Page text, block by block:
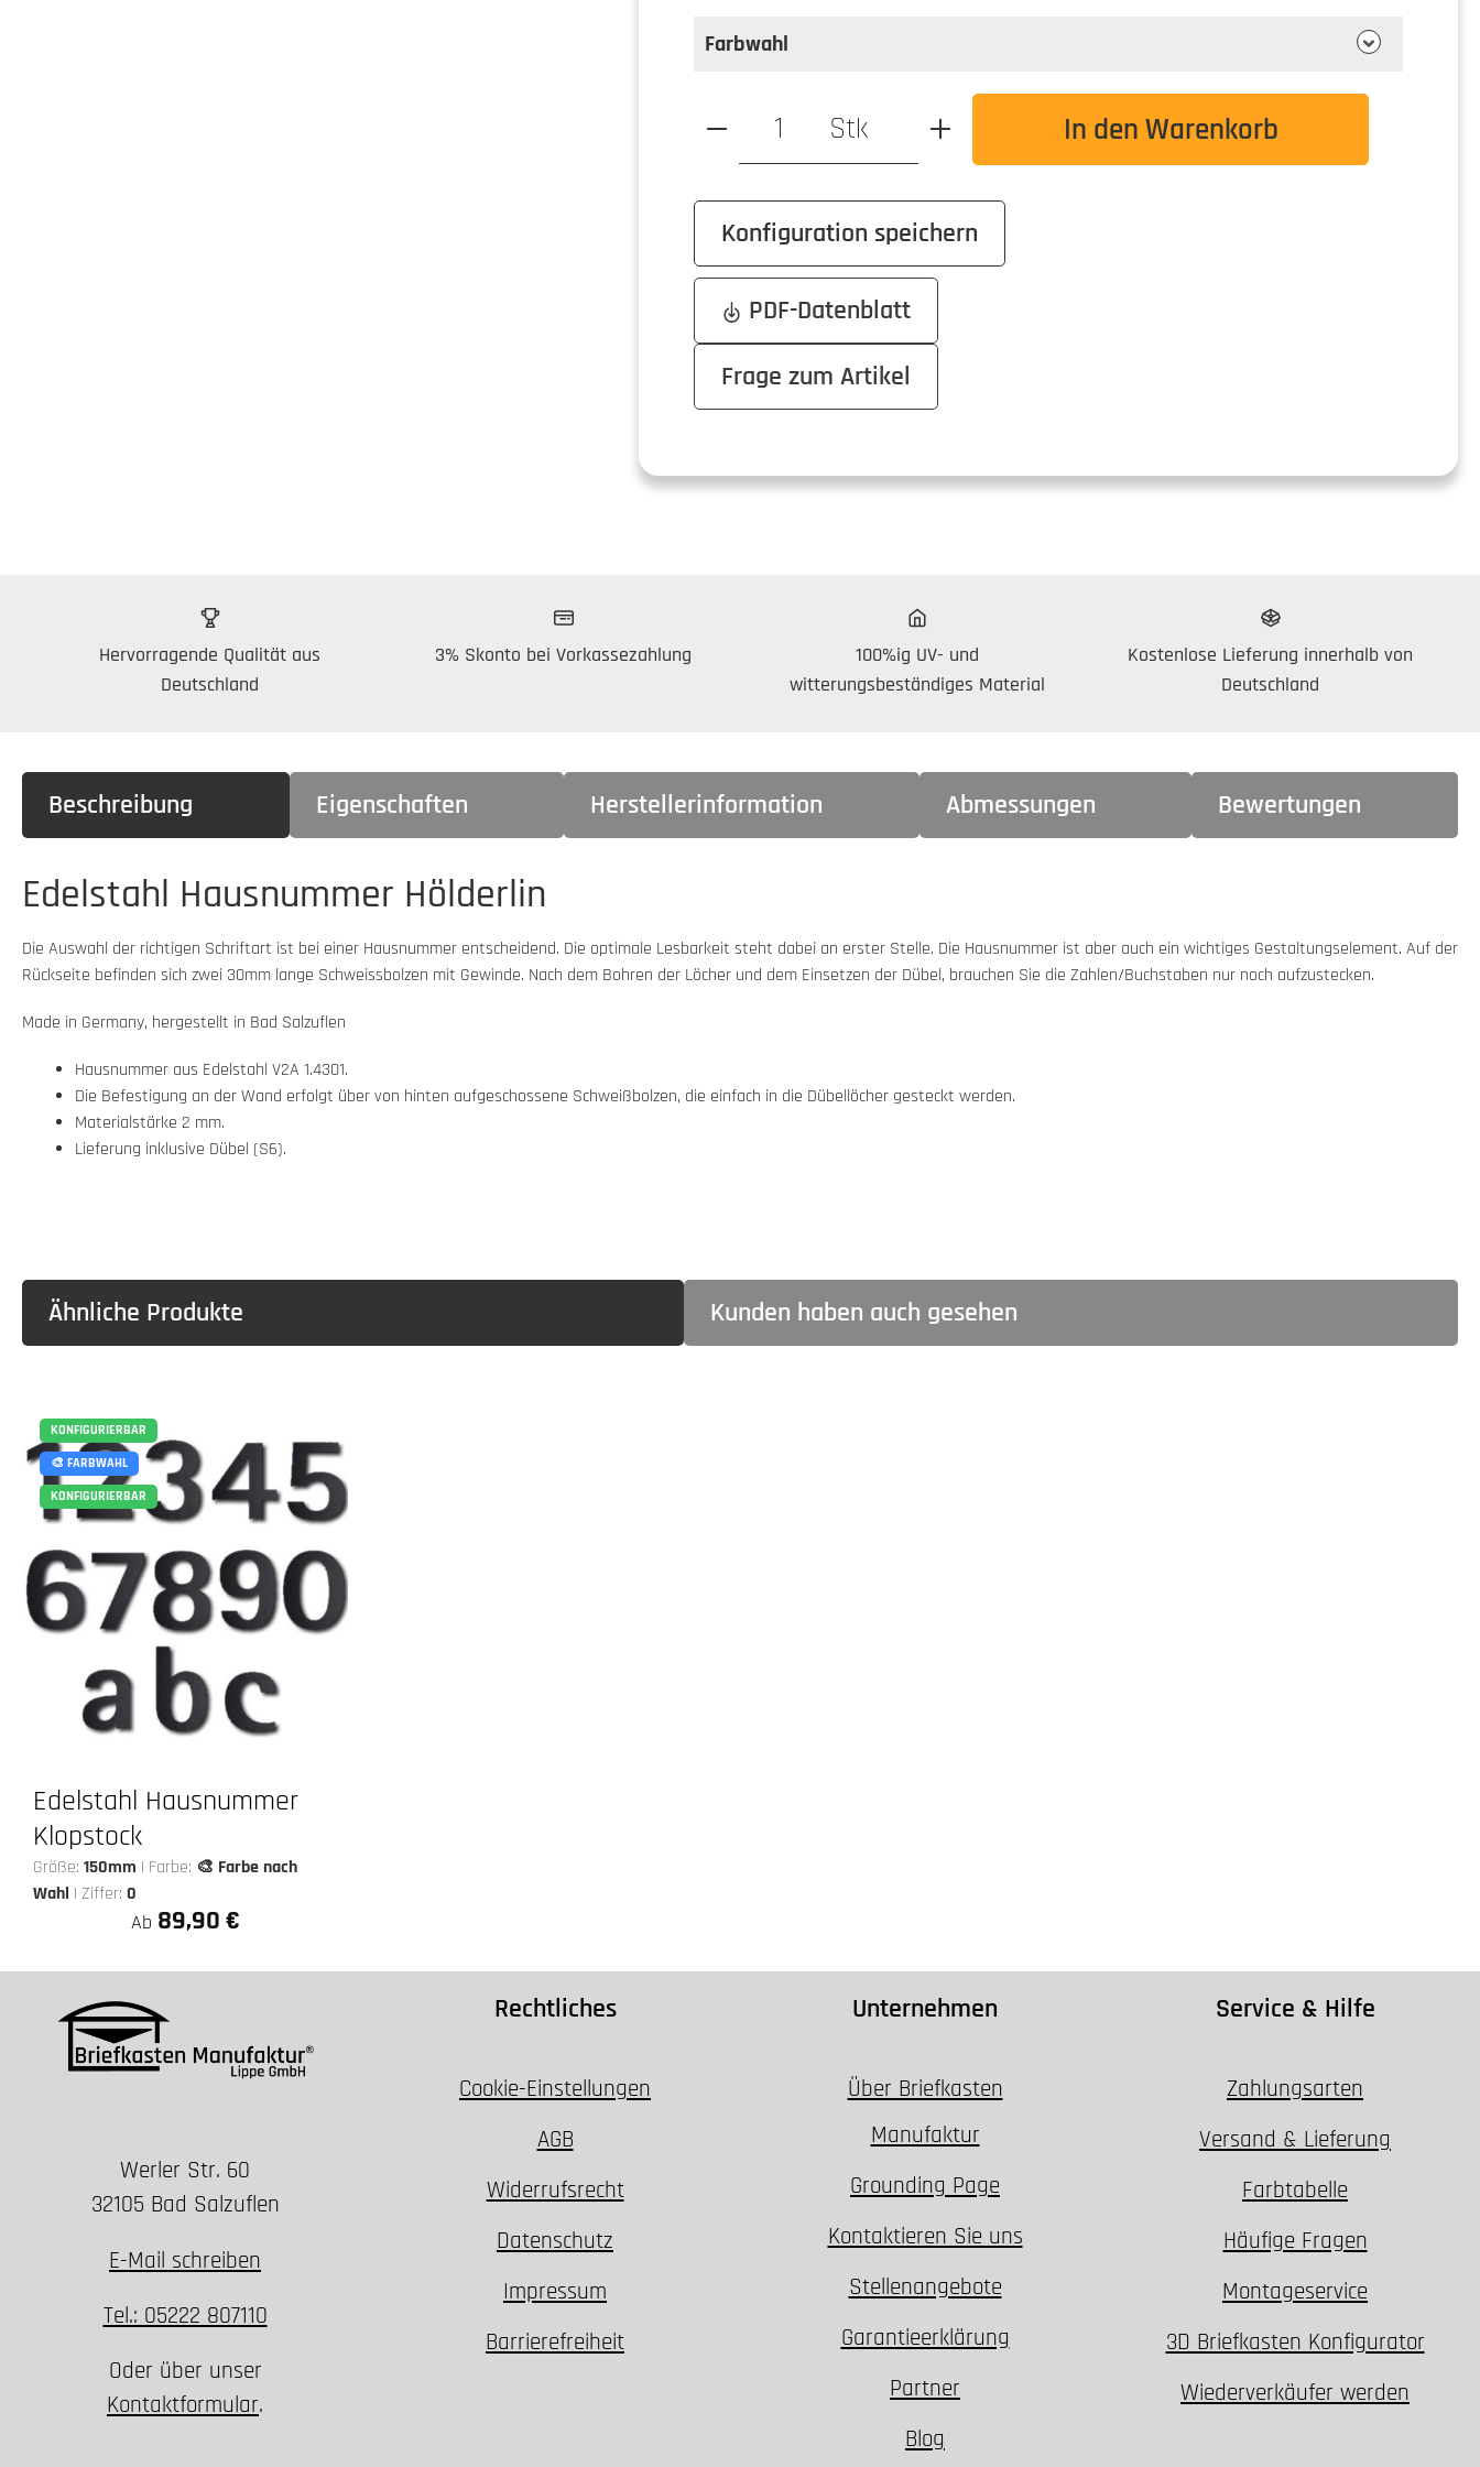
Farbwahl
Produkt Anzahl: Gib den gewünschten Wert ein oder benutze die
Stk In den Warenkorb
Konfiguration speichern
PDF-Datenblatt
Frage zum Artikel
Hervorragende Qualität aus
Deutschland
3% Skonto bei Vorkassezahlung
100%ig UV- und
witterungsbeständiges Material
Kostenlose Lieferung innerhalb von
Deutschland
Beschreibung Eigenschaften Herstellerinformation Abmessungen Bewertungen
Edelstahl Hausnummer Hölderlin
Die Auswahl der richtigen Schriftart ist bei einer Hausnummer entscheidend. Die optimale Lesbarkeit steht dabei an erster Stelle. Die Hausnummer ist aber auch ein wichtiges Gestaltungselement. Auf der
Rückseite befinden sich zwei 30mm lange Schweissbolzen mit Gewinde. Nach dem Bohren der Löcher und dem Einsetzen der Dübel, brauchen Sie die Zahlen/Buchstaben nur noch aufzustecken.
Made in Germany, hergestellt in Bad Salzuflen
Hausnummer aus Edelstahl V2A 1.4301.
Die Befestigung an der Wand erfolgt über von hinten aufgeschossene Schweißbolzen, die einfach in die Dübellöcher gesteckt werden.
Materialstärke 2 mm.
Lieferung inklusive Dübel (S6).
Ähnliche Produkte Kunden haben auch gesehen
KONFIGURIERBAR
🎨 FARBWAHL
KONFIGURIERBAR
Edelstahl Hausnummer
Klopstock
Größe:150mm | Farbe: 🎨 Farbe nach
Wahl | Ziffer:0
Ab 89,90 €
Werler Str. 60
32105 Bad Salzuflen
E-Mail schreiben
Tel.: 05222 807110
Oder über unser
Kontaktformular.
Rechtliches
Cookie-Einstellungen
AGB
Widerrufsrecht
Datenschutz
Impressum
Barrierefreiheit
Unternehmen
Über Briefkasten
Manufaktur
Grounding Page
Kontaktieren Sie uns
Stellenangebote
Garantieerklärung
Partner
Blog
Service & Hilfe
Zahlungsarten
Versand & Lieferung
Farbtabelle
Häufige Fragen
Montageservice
3D Briefkasten Konfigurator
Wiederverkäufer werden